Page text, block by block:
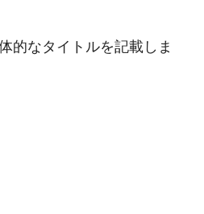
的なタイトルを記載しま